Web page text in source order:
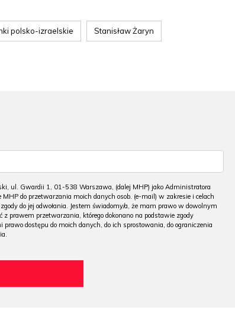
polsko-izraelskie Stanisław Żaryn
ul. Gwardii 1, 01-538 Warszawa, (dalej MHP) jako Administratora
do przetwarzania moich danych osob. (e-mail) w zakresie i celach
do jej odwołania. Jestem świadomy/a, że mam prawo w dowolnym
z prawem przetwarzania, którego dokonano na podstawie zgody
dostępu do moich danych, do ich sprostowania, do ograniczenia